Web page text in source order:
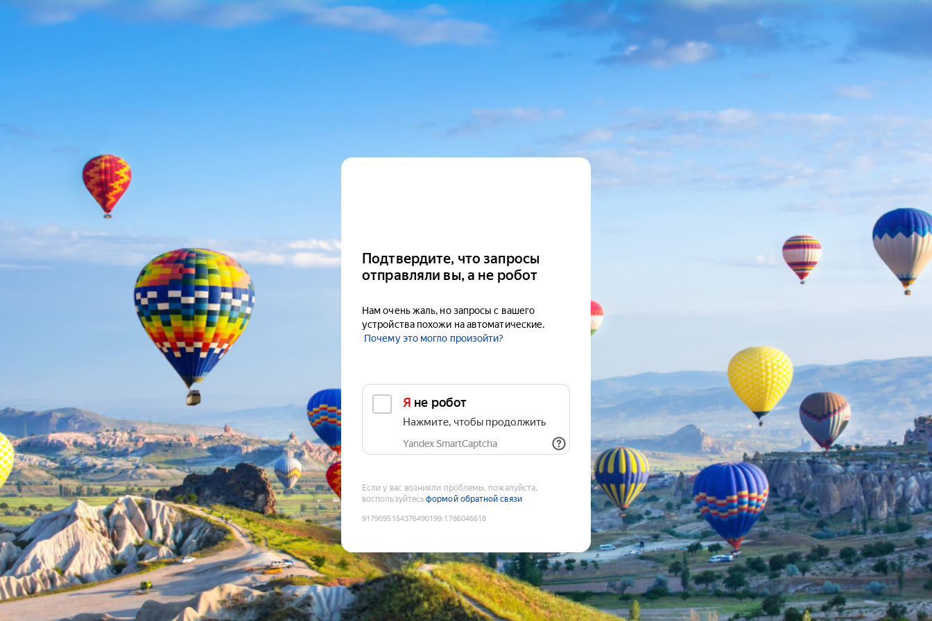
Подтвердите, что запросы
отправляли вы, а не робот
Нам очень жаль, но запросы с вашего
устройства похожи на автоматические.
Почему это могло произойти?
Я не робот
Нажмите, чтобы продолжить
Yandex SmartCaptcha
Если у вас возникли проблемы, пожалуйста,
воспользуйтесьформой обратной связи
9179095154376490199:1786046618